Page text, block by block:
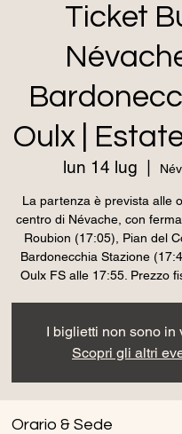
Ticket
Oulx |
lun 14 lug
La partenza è prevista alle
centro di Névache, con
Roubion (17:05), Pian del
Bardonecchia Stazione
Oulx FS alle 17:55. Prezzo
I biglietti non sono in
Scopri gli altri
Orario & Sede